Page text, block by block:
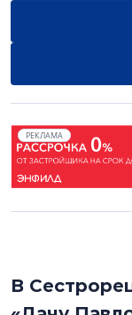
РЕКЛАМА
В